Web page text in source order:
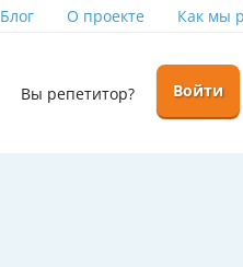
Блог О проекте Как мы
Вы репетитор? Войти